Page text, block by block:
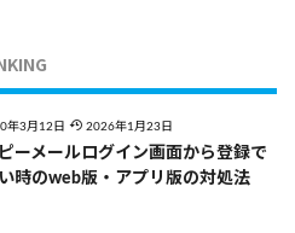
年3月12日 2026年1月23日
ーメールログイン画面から登録で
時のweb版・アプリ版の対処法